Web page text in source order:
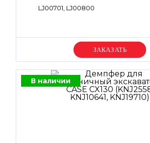
LJ00701, LJ00800
Уточняйте цену
В наличии